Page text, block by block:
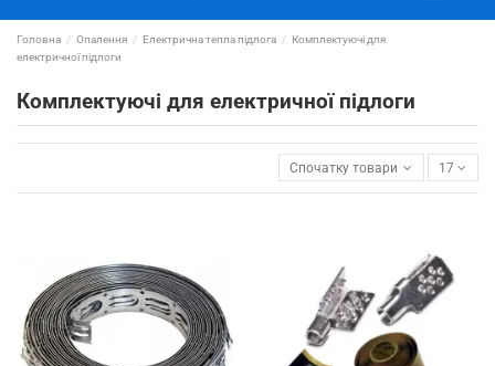
Головна Опалення Електрична тепла підлога
Комплектуючі для
електричної підлоги
Комплектуючі для електричної підлоги
Спочатку товари в наявності
17